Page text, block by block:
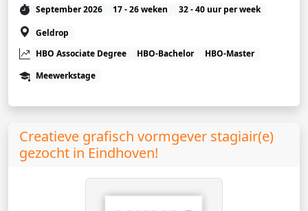
September 2026 17 - 26 weken
32 - 40 uur per week
Geldrop
HBO Associate Degree
HBO-Bachelor
HBO-Master
Meewerkstage
Creatieve grafisch vormgever stagiair(e)
gezocht in Eindhoven!